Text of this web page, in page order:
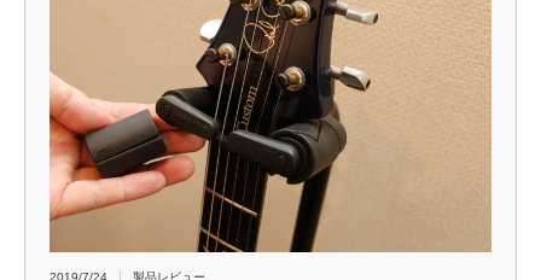
2019/7/24 製品レビュー